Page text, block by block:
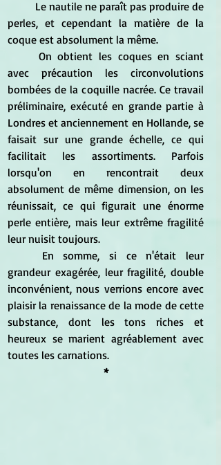
perles, et cependant la matière de la
coque est absolument la même.
avec précaution les circonvolutions
bombées de la coquille nacrée. Ce travail
préliminaire, exécuté en grande partie à
Londres et anciennement en Hollande, se
faisait sur une grande échelle, ce qui
facilitait les assortiments. Parfois
lorsqu'on en rencontrait deux
absolument de même dimension, on les
réunissait, ce qui figurait une énorme
perle entière, mais leur extrême fragilité
leur nuisit toujours.
grandeur exagérée, leur fragilité, double
inconvénient, nous verrions encore avec
plaisir la renaissance de la mode de cette
substance, dont les tons riches et
heureux se marient agréablement avec
toutes les carnations.
*